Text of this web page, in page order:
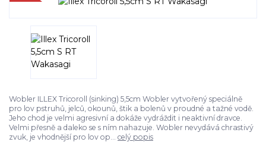
Wobler ILLEX Tricoroll (sinking) 5,5cm Wobler vytvořený speciálně
pro lov pstruhů, jelců, okounů, štik a bolenů v proudné a tažné vodě.
Jeho chod je velmi agresivní a dokáže vydráždit i neaktivní dravce.
Velmi přesně a daleko se s ním nahazuje. Wobler nevydává chrastivý
zvuk, je vhodnější pro lov op... celý popis